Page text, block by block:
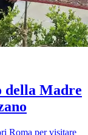
della Madre
Roma per visitare